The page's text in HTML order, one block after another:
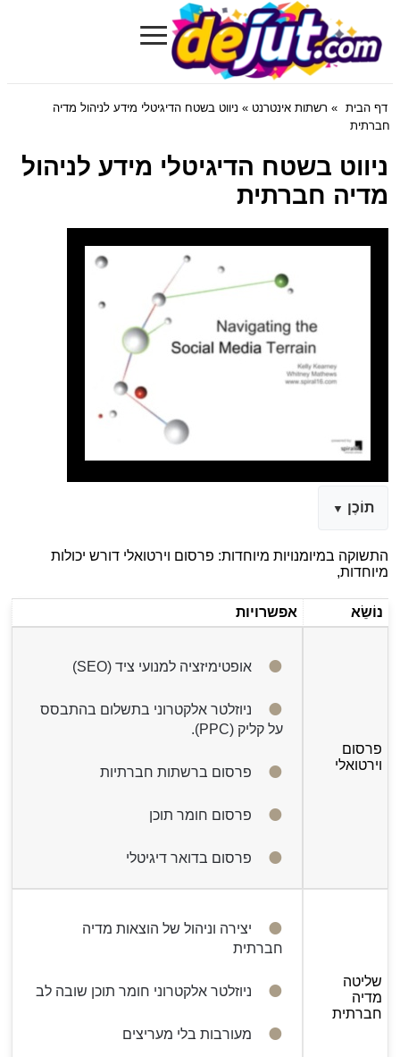
Dejut.com
≡
דף הבית » רשתות אינטרנט » ניווט בשטח הדיגיטלי מידע לניהול מדיה
חברתית
ניווט בשטח הדיגיטלי מידע לניהול
מדיה חברתית
תוֹכֶן
התשוקה במיומנויות מיוחדות: פרסום וירטואלי דורש יכולות
מיוחדות,
נוֹשֵׂא אפשרויות
פרסום
וירטואלי
אופטימיזציה למנועי ציד (SEO)
ניוזלטר אלקטרוני בתשלום בהתבסס
על קליק (PPC).
פרסום ברשתות חברתיות
פרסום חומר תוכן
פרסום בדואר דיגיטלי
שליטה
מדיה
חברתית
יצירה וניהול של הוצאות מדיה
חברתית
ניוזלטר אלקטרוני חומר תוכן שובה לב
מעורבות בלי מעריצים